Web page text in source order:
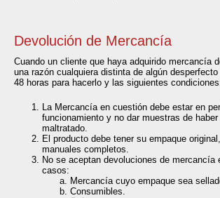
Devolución de Mercancía
Cuando un cliente que haya adquirido mercancía
una razón cualquiera distinta de algún
48 horas para hacerlo y las siguientes
La Mercancía en cuestión debe estar en
funcionamiento y no dar muestras de
maltratado.
El producto debe tener su empaque
manuales completos.
No se aceptan devoluciones de mercancía
casos:
Mercancía cuyo empaque sea
Consumibles.